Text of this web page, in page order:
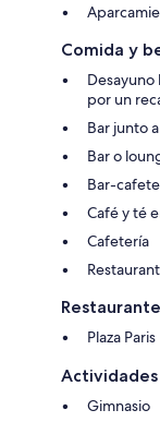
Comida y
por un
Bar junto
Bar o
Bar-
Café y té
Cafetería
Plaza Paris
Actividades
Gimnasio